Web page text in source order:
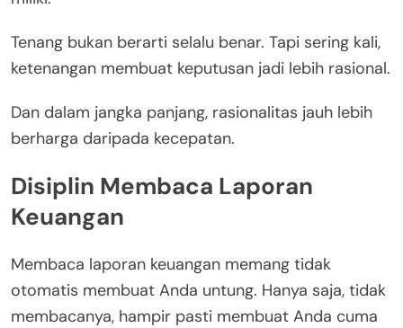
Tenang bukan berarti selalu benar. Tapi sering kali,
ketenangan membuat keputusan jadi lebih rasional.
Dan dalam jangka panjang, rasionalitas jauh lebih
berharga daripada kecepatan.
Disiplin Membaca Laporan
Keuangan
Membaca laporan keuangan memang tidak
otomatis membuat Anda untung. Hanya saja, tidak
membacanya, hampir pasti membuat Anda cuma